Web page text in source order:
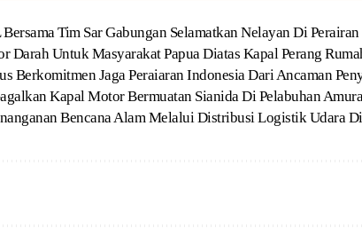
Tim Sar Gabungan Selamatkan Nelayan Di
Darah Untuk Masyarakat Papua Diatas Kapal Perang
Berkomitmen Jaga Peraiaran Indonesia Dari Ancaman
Kapal Motor Bermuatan Sianida Di Pelabuhan
Bencana Alam Melalui Distribusi Logistik Udara